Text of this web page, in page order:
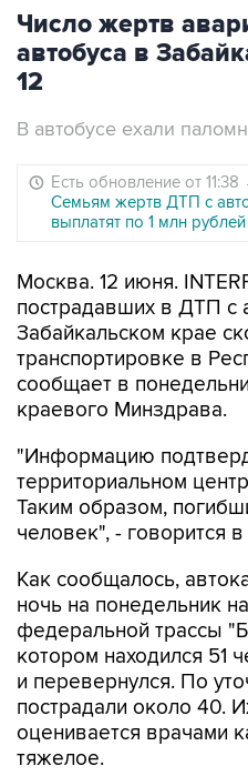
Число жертв
автобуса в
12
В автобусе ехали
Есть обновление от 11:38
Семьям жертв ДТП с
выплатят по 1 млн рублей
Москва. 12 июня.
пострадавших в ДТП с
Забайкальском крае
транспортировке в
сообщает в
краевого Минздрава.
"Информацию
территориальном
Таким образом,
человек", - говорится
Как сообщалось,
ночь на понедельник
федеральной трассы
котором находился 51
и перевернулся. По
пострадали около 40.
оценивается врачами
тяжелое.